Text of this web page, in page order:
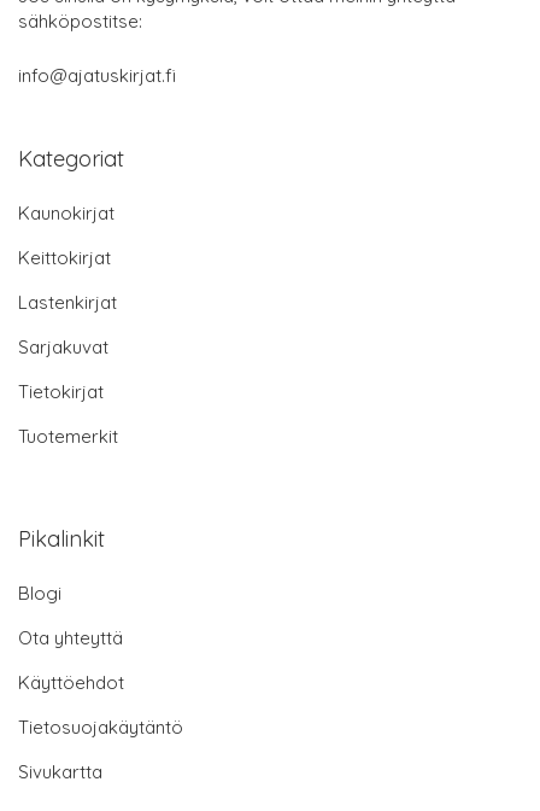
sähköpostitse:
info@ajatuskirjat.fi
Kategoriat
Kaunokirjat
Keittokirjat
Lastenkirjat
Sarjakuvat
Tietokirjat
Tuotemerkit
Pikalinkit
Blogi
Ota yhteyttä
Käyttöehdot
Tietosuojakäytäntö
Sivukartta